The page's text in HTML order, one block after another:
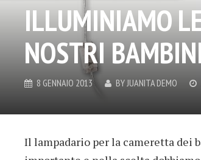
ILLUMINIAMO
NOSTRI
8 GENNAIO 2013 BY JUANITA DEMO
Il lampadario per la cameretta dei